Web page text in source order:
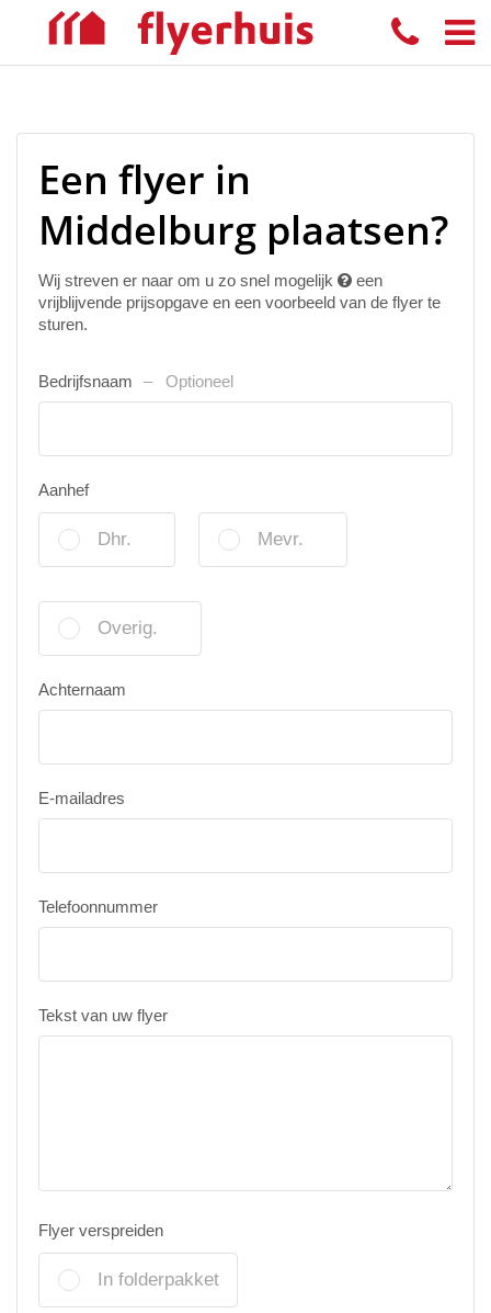
Een flyer in
Middelburg plaatsen?
Wij streven er naar om u zo snel mogelijk
een
vrijblijvende prijsopgave en een voorbeeld van de flyer te
sturen.
Bedrijfsnaam Optioneel
Aanhef
Dhr. Mevr.
Overig.
Achternaam
E-mailadres
Telefoonnummer
Tekst van uw flyer
Flyer verspreiden
In folderpakket